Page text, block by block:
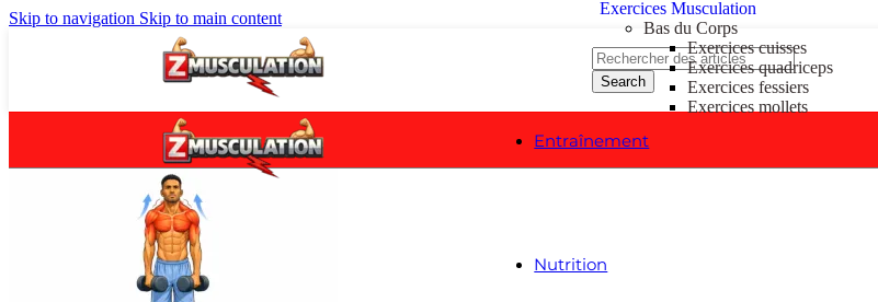
Skip to navigation Skip to main content
Search
Exercices Musculation
Bas du Corps
Exercices cuisses
Exercices quadriceps
Exercices fessiers
Exercices mollets
Entraînement
Entraînement
Nutrition